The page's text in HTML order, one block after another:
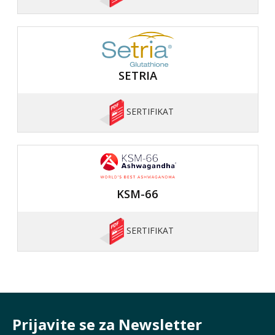
SETRIA
SERTIFIKAT
KSM-66
SERTIFIKAT
Prijavite se za Newsletter